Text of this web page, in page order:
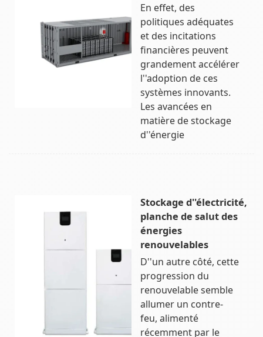
En effet, des
politiques adéquates
et des incitations
financières peuvent
grandement accélérer
l''adoption de ces
systèmes innovants.
Les avancées en
matière de stockage
d''énergie
Stockage d''électricité,
planche de salut des
énergies
renouvelables
D''un autre côté, cette
progression du
renouvelable semble
allumer un contre-
feu, alimenté
récemment par le